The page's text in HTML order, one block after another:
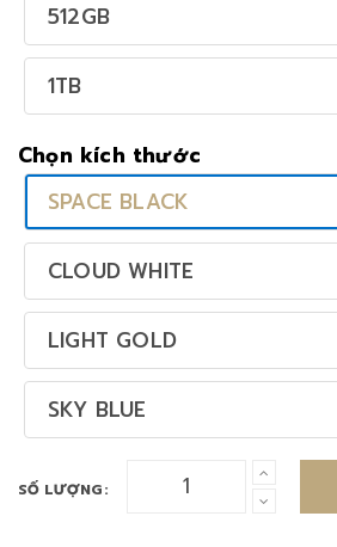
512GB
1TB
Chọn kích thước
SPACE BLACK
CLOUD WHITE
LIGHT GOLD
SKY BLUE
SỐ LƯỢNG: